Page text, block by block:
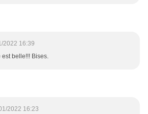
2022 16:39
belle!!! Bises.
2022 16:23